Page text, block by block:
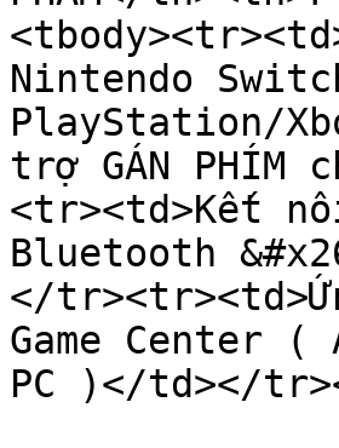
Nintendo
PlayStation/
trợ GÁN PHÍM
<tr><td>Kết
Bluetooth
</
Game Center
PC )</td></